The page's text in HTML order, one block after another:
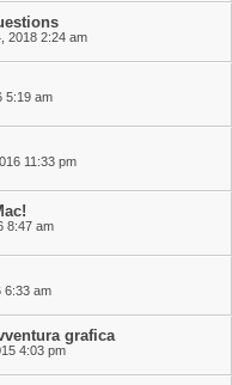
2018 2:24 am
5:19 am
11:33 pm
8:47 am
6:33 am
grafica
4:03 pm